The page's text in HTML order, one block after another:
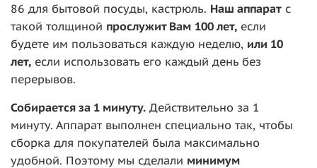
86 для бытовой посуды, кастрюль. Наш аппарат с
такой толщиной прослужит Вам 100 лет, если
будете им пользоваться каждую неделю, или 10
лет, если использовать его каждый день без
перерывов.
Собирается за 1 минуту. Действительно за 1
минуту. Аппарат выполнен специально так, чтобы
сборка для покупателей была максимально
удобной. Поэтому мы сделали минимум